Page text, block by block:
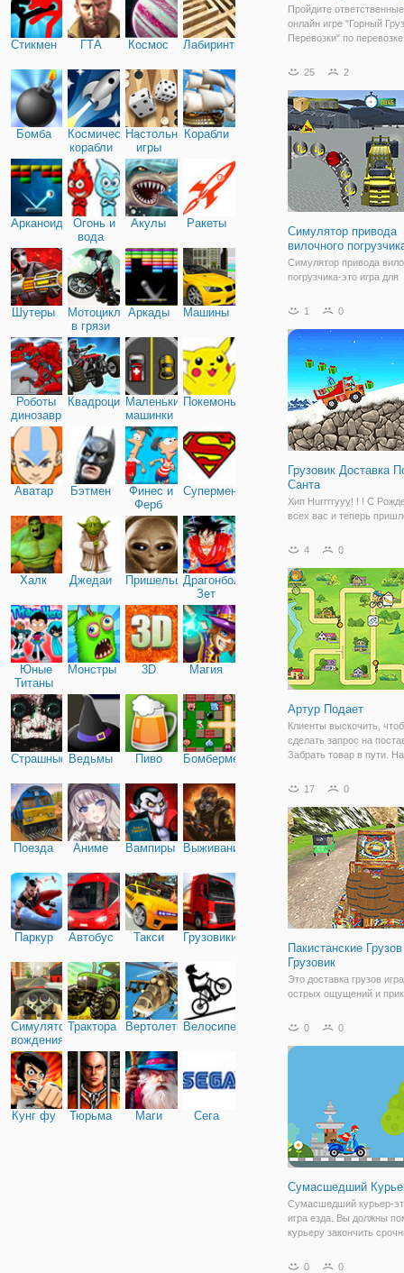
Стикмен ГТА Космос Лабиринты
Бомба
Космические
корабли
Настольные
игры
Корабли
Арканоид
Огонь и
вода
Акулы Ракеты
Шутеры
Мотоциклы
в грязи
Аркады Машины
Роботы
динозавры
КвадроциклыМаленькие
машинки
Покемоны
Аватар Бэтмен
Финес и
Ферб
Супермен
Халк Джедаи ПришельцыДрагонболл
Зет
Юные
Титаны
Монстры 3D Магия
Страшные Ведьмы Пиво Бомбермен
Поезда Аниме Вампиры Выживание
Паркур Автобус Такси Грузовики
Симулятор
вождения
Трактора ВертолетыВелосипед
Кунг фу Тюрьма Маги Сега
Пройдите
онлайн игре "Горный
Перевозки" по
вашим управлением
разные строительные
и не
25 2
Симулятор привода
вилочного
Симулятор привода
погрузчика-это игра для
вилочного погрузчика. В
автомобилем,
даже парковать
1 0
Грузовик Доставка
Санта
Хип Hurrrryyy! ! ! С
всех вас и теперь
подарки, как Санта в
рождественский
4 0
Артур Подает
Клиенты выскочить,
сделать запрос на
Забрать товар в пути.
вовремя доставить
17 0
Пакистанские Грузов
Грузовик
Это доставка грузов
острых ощущений и
доставить его к месту
двигателя, привод
0 0
Сумасшедший
Сумасшедший курьер-
игра езда. Вы должны
курьеру закончить
камень и открыть
0 0